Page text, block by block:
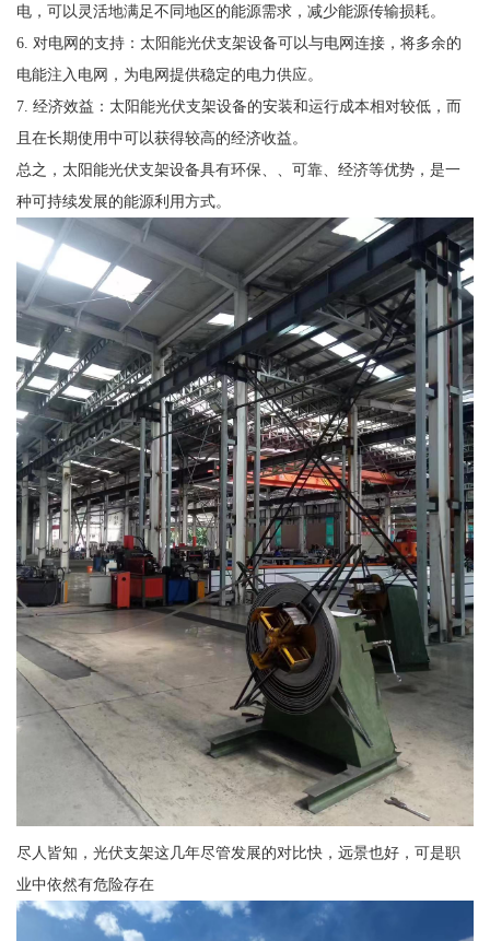
电，可以灵活地满足不同地区的能源需求，减少能源传输损耗。
6. 对电网的支持：太阳能光伏支架设备可以与电网连接，将多余的
电能注入电网，为电网提供稳定的电力供应。
7. 经济效益：太阳能光伏支架设备的安装和运行成本相对较低，而
且在长期使用中可以获得较高的经济收益。
总之，太阳能光伏支架设备具有环保、、可靠、经济等优势，是一
种可持续发展的能源利用方式。
尽人皆知，光伏支架这几年尽管发展的对比快，远景也好，可是职
业中依然有危险存在